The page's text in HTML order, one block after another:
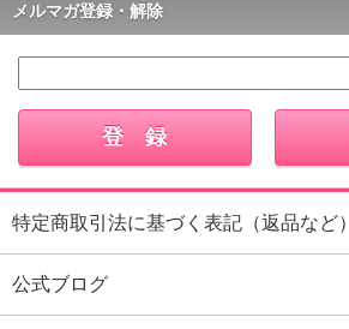
メルマガ登録・解除
特定商取引法に基づく表記（返品など）
公式ブログ